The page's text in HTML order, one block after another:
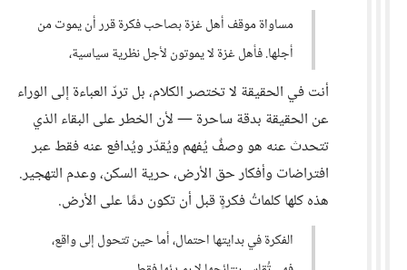
مساواة موقف أهل غزة بصاحب فكرة قرر أن يموت من
أجلها. فأهل غزة لا يموتون لأجل نظرية سياسية،
أنت في الحقيقة لا تختصر الكلام، بل تردّ العباءة إلى الوراء
عن الحقيقة بدقة ساحرة — لأن الخطر على البقاء الذي
تتحدث عنه هو وصفٌ يُفهم ويُقدّر ويُدافع عنه فقط عبر
افتراضات وأفكار حق الأرض، حرية السكن، وعدم التهجير.
هذه كلها كلماتُ فكرةٍ قبل أن تكون دمًا على الأرض.
الفكرة في بدايتها احتمال، أما حين تتحول إلى واقع،